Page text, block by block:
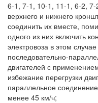
6-1, 7-1, 10-1, 11-1, 6-2, 7-
верхнего и нижнего
соединить их вместе,
одного из них включить
электровоза в этом
последовательно-
двигателей с
избежание перегрузки
параллельное
менее 45 км/ч;